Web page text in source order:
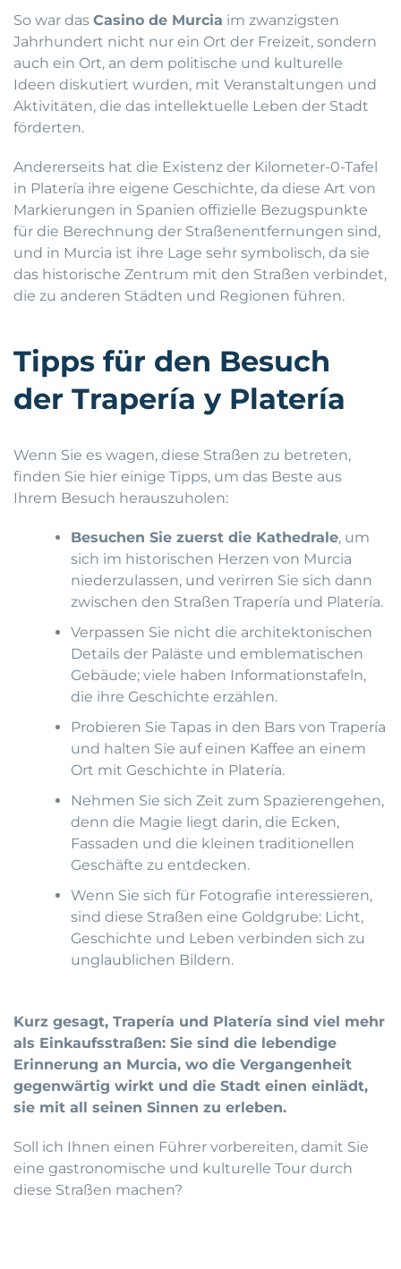
So war das Casino de Murcia im zwanzigsten
Jahrhundert nicht nur ein Ort der Freizeit, sondern
auch ein Ort, an dem politische und kulturelle
Ideen diskutiert wurden, mit Veranstaltungen und
Aktivitäten, die das intellektuelle Leben der Stadt
förderten.
Andererseits hat die Existenz der Kilometer-0-Tafel
in Platería ihre eigene Geschichte, da diese Art von
Markierungen in Spanien offizielle Bezugspunkte
für die Berechnung der Straßenentfernungen sind,
und in Murcia ist ihre Lage sehr symbolisch, da sie
das historische Zentrum mit den Straßen verbindet,
die zu anderen Städten und Regionen führen.
Tipps für den Besuch
der Trapería y Platería
Wenn Sie es wagen, diese Straßen zu betreten,
finden Sie hier einige Tipps, um das Beste aus
Ihrem Besuch herauszuholen:
Besuchen Sie zuerst die Kathedrale, um
sich im historischen Herzen von Murcia
niederzulassen, und verirren Sie sich dann
zwischen den Straßen Trapería und Platería.
Verpassen Sie nicht die architektonischen
Details der Paläste und emblematischen
Gebäude; viele haben Informationstafeln,
die ihre Geschichte erzählen.
Probieren Sie Tapas in den Bars von Trapería
und halten Sie auf einen Kaffee an einem
Ort mit Geschichte in Platería.
Nehmen Sie sich Zeit zum Spazierengehen,
denn die Magie liegt darin, die Ecken,
Fassaden und die kleinen traditionellen
Geschäfte zu entdecken.
Wenn Sie sich für Fotografie interessieren,
sind diese Straßen eine Goldgrube: Licht,
Geschichte und Leben verbinden sich zu
unglaublichen Bildern.
Kurz gesagt, Trapería und Platería sind viel mehr
als Einkaufsstraßen: Sie sind die lebendige
Erinnerung an Murcia, wo die Vergangenheit
gegenwärtig wirkt und die Stadt einen einlädt,
sie mit all seinen Sinnen zu erleben.
Soll ich Ihnen einen Führer vorbereiten, damit Sie
eine gastronomische und kulturelle Tour durch
diese Straßen machen?